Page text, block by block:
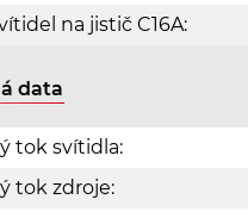
na jistič C16A:
data
tok svítidla:
tok zdroje: